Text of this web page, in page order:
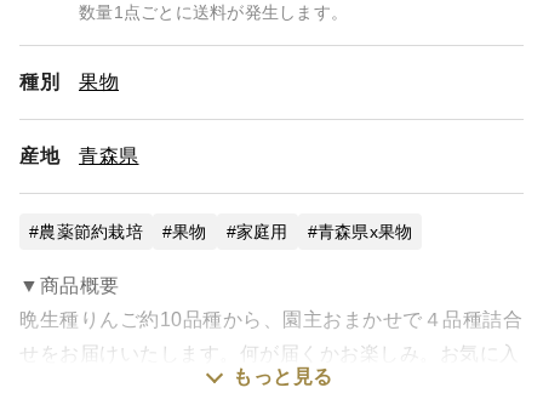
数量1点ごとに送料が発生します。
種別 果物
産地 青森県
農薬節約栽培 果物 家庭用 青森県x果物
▼商品概要
晩生種りんご約10品種から、園主おまかせで４品種詰合
せをお届けいたします。何が届くかお楽しみ。お気に入
りのりんごを見つけてみてください。
もっと見る